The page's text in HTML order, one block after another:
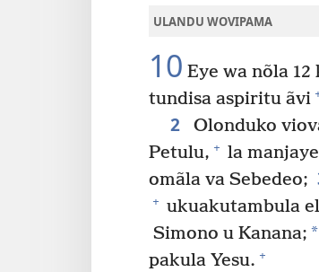
ULANDU WOVIPAMA
10 Eye wa nõla
tundisa aspiritu ãvi
2 Olonduko
Petulu, + la
omãla va Sebedeo;
+ ukuakutambula
Simono u Kanana; *
pakula Yesu. +